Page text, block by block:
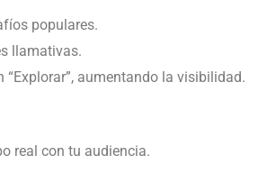
populares.
llamativas.
“Explorar”, aumentando la visibilidad.
real con tu audiencia.